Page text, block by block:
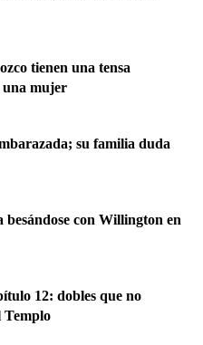
tienen una tensa
una mujer
su familia duda
con Willington en
12: dobles que no
Templo